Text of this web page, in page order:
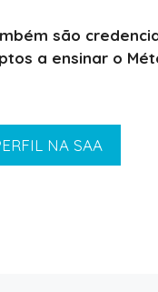
são
a ensinar o
NA SAA